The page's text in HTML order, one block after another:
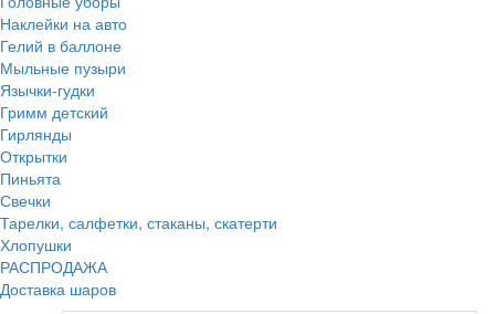
Наклейки на авто
Гелий в баллоне
Мыльные пузыри
Язычки-гудки
Гримм детский
Гирлянды
Открытки
Пиньята
Свечки
Тарелки, салфетки, стаканы, скатерти
Хлопушки
РАСПРОДАЖА
Доставка шаров